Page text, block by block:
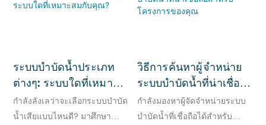
ระบบบำบัดน้ำประเภท
ต่างๆ: ระบบใดที่เหมาะ
สมกับคุณ?
กำลังลังเลว่าจะเลือกระบบบำบัด
น้ำเสียแบบไหนดี? มาศึกษา
วิธีการค้นหาผู้จำหน่าย
ระบบบำบัดน้ำที่น่าเชื่อ
ถือสำหรับโครงการของ
คุณ
กำลังมองหาผู้จัดจำหน่ายระบบ
บำบัดน้ำที่เชื่อถือได้สำหรับ